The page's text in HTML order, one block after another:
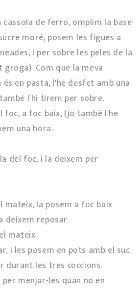
de ferro, omplim la base
moré, posem les figues a
i per sobre les peles de la
Com que la meva
en pasta, l'he desfet amb una
l'hi tirem per sobre.
foc, a foc baix, (jo també l'he
una hora.
del foc, i la deixem per
mateix, la posem a foc baix
deixem reposar.
mateix.
i les posem en pots amb el suc
durant les tres coccions.
menjar-les quan no en